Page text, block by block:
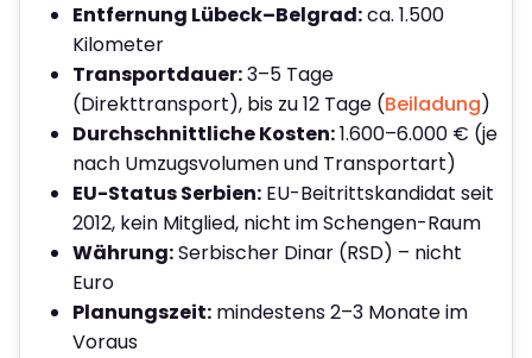
Entfernung Lübeck–Belgrad:ca. 1.500
Kilometer
Transportdauer:3–5 Tage
(Direkttransport), bis zu 12 Tage (Beiladung)
Durchschnittliche Kosten:1.600–6.000 € (je
nach Umzugsvolumen und Transportart)
EU-Status Serbien: EU-Beitrittskandidat seit
2012, kein Mitglied, nicht im Schengen-Raum
Währung:Serbischer Dinar (RSD) – nicht
Euro
Planungszeit: mindestens 2–3 Monate im
Voraus